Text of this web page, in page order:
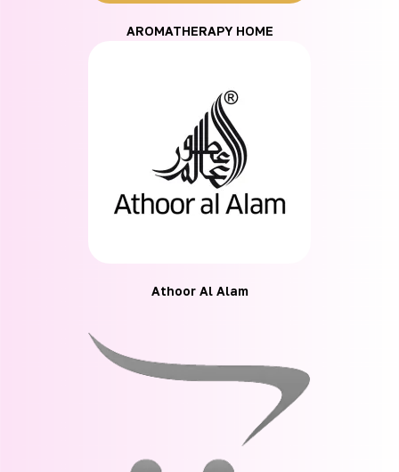
AROMATHERAPY HOME
Athoor Al Alam